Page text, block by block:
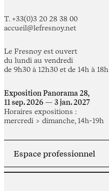
T. +33(0)3 20 28 38 00
accueil@lefresnoy.net
Le Fresnoy est ouvert
du lundi au vendredi
de 9h30 à 12h30 et de 14h à 18h
Exposition Panorama 28,
11 sep. 2026 — 3 jan. 2027
Horaires expositions :
mercredi > dimanche, 14h-19h